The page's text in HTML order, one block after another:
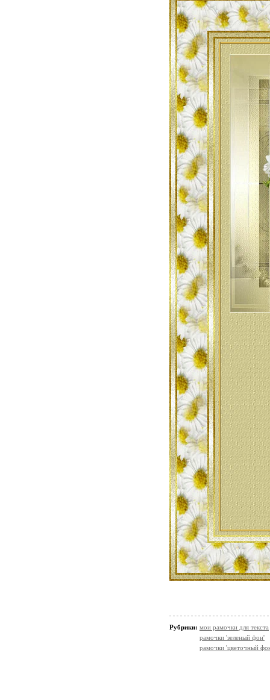
Рубрики: мои рамочки для текста
рамочки 'зеленый фон'
рамочки 'цветочный